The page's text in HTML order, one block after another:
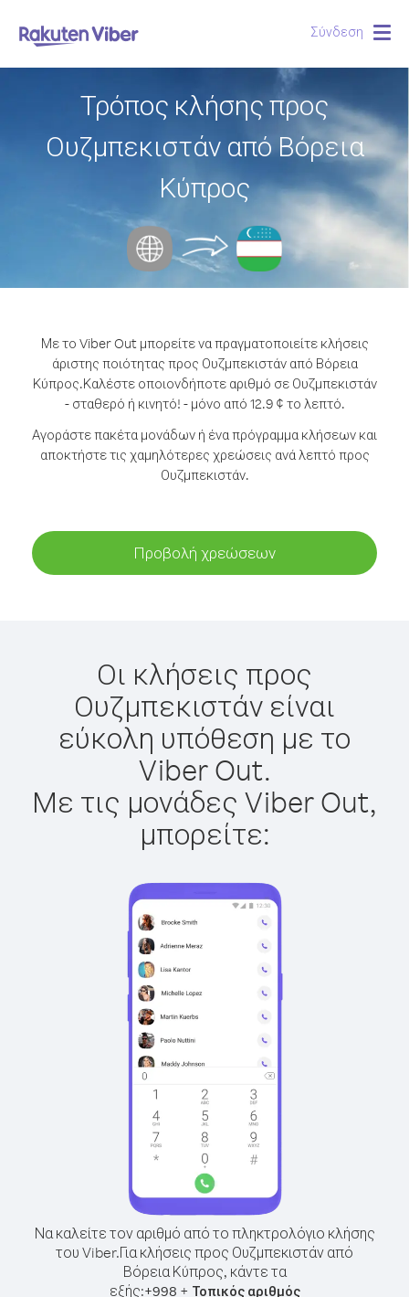
Σύνδεση
Τρόπος κλήσης προς
Ουζμπεκιστάν από Βόρεια
Κύπρος
Με το Viber Out μπορείτε να πραγματοποιείτε κλήσεις
άριστης ποιότητας προς Ουζμπεκιστάν από Βόρεια
Κύπρος.Καλέστε οποιονδήποτε αριθμό σε Ουζμπεκιστάν
- σταθερό ή κινητό! - μόνο από 12.9 ¢ το λεπτό.
Αγοράστε πακέτα μονάδων ή ένα πρόγραμμα κλήσεων και
αποκτήστε τις χαμηλότερες χρεώσεις ανά λεπτό προς
Ουζμπεκιστάν.
Προβολή χρεώσεων
Οι κλήσεις προς
Ουζμπεκιστάν είναι
εύκολη υπόθεση με το
Viber Out.
Με τις μονάδες Viber Out,
μπορείτε:
Να καλείτε τον αριθμό από το πληκτρολόγιο κλήσης
του Viber.Για κλήσεις προς Ουζμπεκιστάν από
Βόρεια Κύπρος, κάντε τα
εξής:+998 + Τοπικός αριθμός